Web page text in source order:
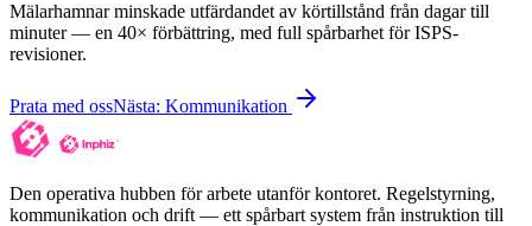
Mälarhamnar minskade utfärdandet av körtillstånd från dagar till
minuter — en 40× förbättring, med full spårbarhet för ISPS-
revisioner.
Prata med ossNästa: Kommunikation
Den operativa hubben för arbete utanför kontoret. Regelstyrning,
kommunikation och drift — ett spårbart system från instruktion till